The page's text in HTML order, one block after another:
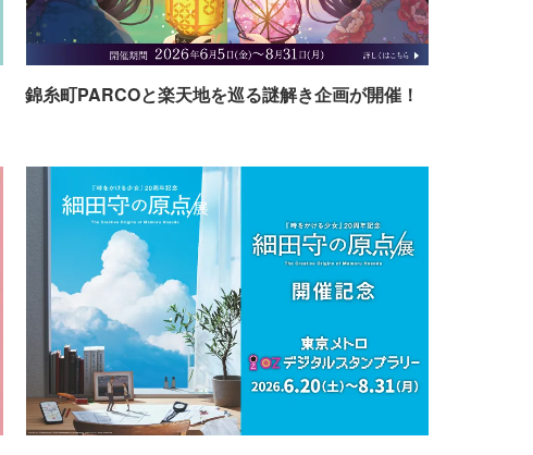
錦糸町PARCOと楽天地を巡る謎解き企画が開催！